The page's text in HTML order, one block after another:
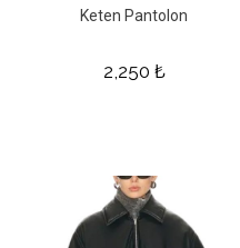
Keten Pantolon
2,250 ₺